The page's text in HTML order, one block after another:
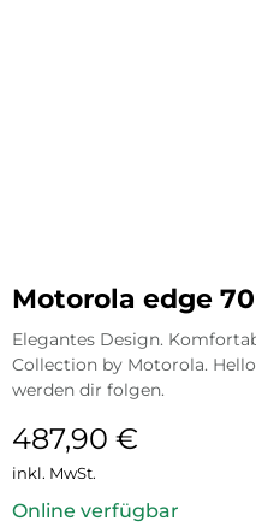
Motorola edge
Elegantes Design.
Collection by Motorola.
werden dir folgen.
487,90 €
inkl. MwSt.
Online verfügbar